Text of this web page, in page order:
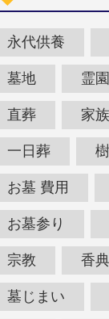
永代供養
墓地 霊園
直葬 家
一日葬
お墓 費用
お墓参り
宗教 香典
墓じまい